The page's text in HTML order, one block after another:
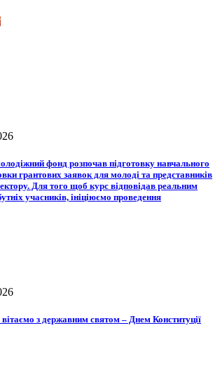
фонд розпочав підготовку навчального
грантових заявок для молоді та представників
Для того щоб курс відповідав реальним
учасників, ініціюємо проведення
вітаємо з державним святом – Днем Конституції